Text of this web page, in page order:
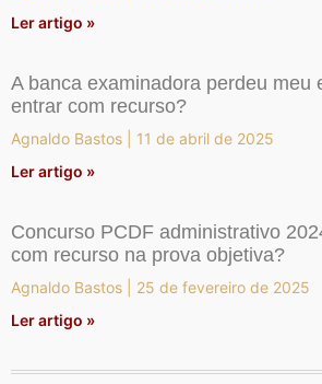
Ler artigo »
A banca examinadora perdeu meu
entrar com recurso?
Agnaldo Bastos
11 de abril de 2025
Ler artigo »
Concurso PCDF administrativo
com recurso na prova objetiva?
Agnaldo Bastos
25 de fevereiro de 2025
Ler artigo »